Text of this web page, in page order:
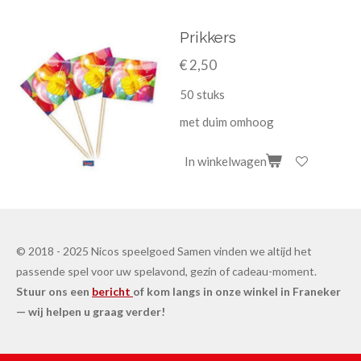
Prikkers
€ 2,50
50 stuks
met duim omhoog
In winkelwagen
© 2018 - 2025 Nicos speelgoed Samen vinden we altijd het
passende spel voor uw spelavond, gezin of cadeau-moment.
Stuur ons een bericht of kom langs in onze winkel in Franeker
— wij helpen u graag verder!